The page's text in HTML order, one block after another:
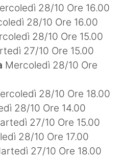
28/10 Ore 16.00
28/10 Ore 16.00
28/10 Ore 15.00
27/10 Ore 15.00
Mercoledì 28/10 Ore
28/10 Ore 18.00
28/10 Ore 14.00
27/10 Ore 15.00
28/10 Ore 17.00
27/10 Ore 18.00